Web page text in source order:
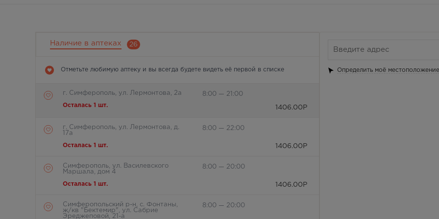
Наличие в аптеках 26
Отметьте любимую аптеку и вы всегда будете видеть её первой в списке
г. Симферополь, ул. Лермонтова, 2а
Осталась 1 шт.
8:00 — 21:00
1406.00 Р
г. Симферополь, ул. Лермонтова, д.
17а
Осталась 1 шт.
8:00 — 22:00
1406.00 Р
Симферополь, ул. Василевского
Маршала, дом 4
Осталась 1 шт.
8:00 — 20:00
1406.00 Р
Симферопольский р-н, с. Фонтаны,
ж/кв "Бектемир", ул. Сабрие
Эреджеповой, 21-а
8:00 — 20:00
Определить моё местоположение